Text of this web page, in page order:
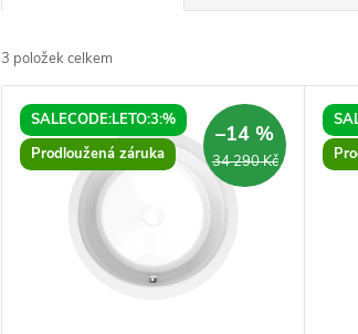
a
z
e
3 položek celkem
V
ý
SALECODE:LETO:3:%
Prodloužená záruka
34 290 Kč
–14 %